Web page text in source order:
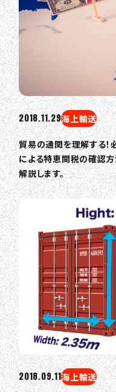
2018.11.29海上輸送
貿易の通関を理解する！
による特恵関税の確認
解説します。
2018.09.11海上輸送